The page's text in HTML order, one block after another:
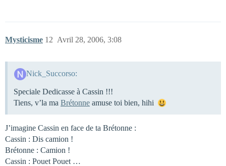
Mysticisme Avril 28, 2006, 3:08
12
Nick_Succorso:
Speciale Dedicasse à Cassin !!!
Tiens, v’la ma Brétonne amuse toi bien, hihi
J’imagine Cassin en face de ta Brétonne :
Cassin : Dis camion !
Brétonne : Camion !
Cassin : Pouet Pouet …